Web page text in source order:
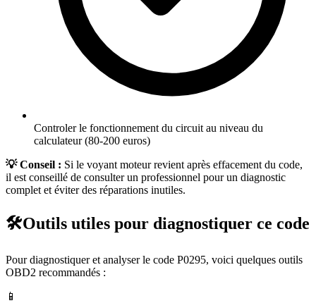
Controler le fonctionnement du circuit au niveau du
calculateur (80-200 euros)
💡 Conseil : Si le voyant moteur revient après effacement du code,
il est conseillé de consulter un professionnel pour un diagnostic
complet et éviter des réparations inutiles.
🛠️Outils utiles pour diagnostiquer ce code
Pour diagnostiquer et analyser le code P0295, voici quelques outils
OBD2 recommandés :
📱